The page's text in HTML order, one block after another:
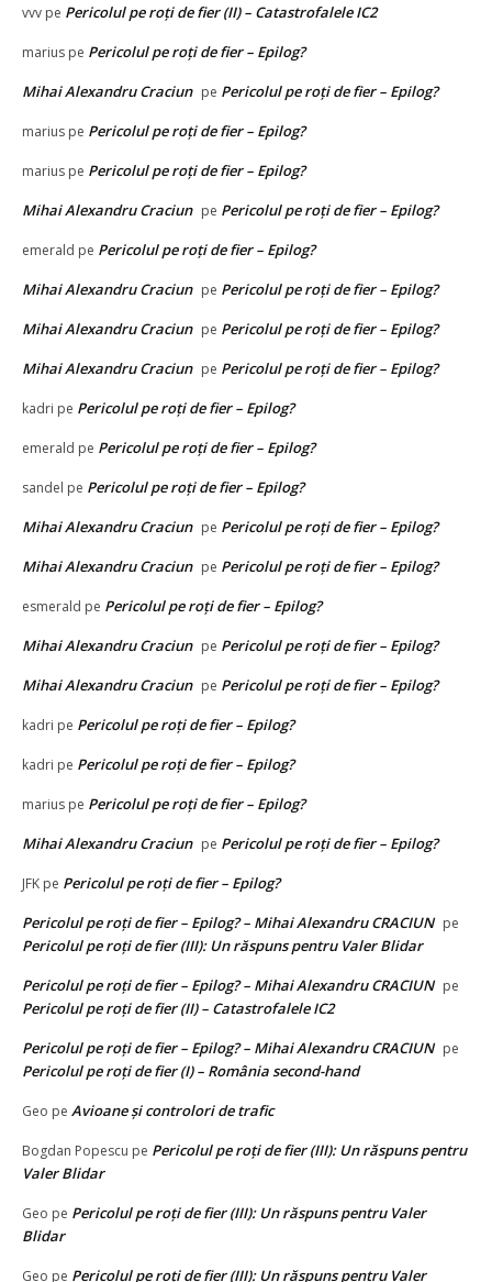
vvv pe Pericolul pe roți de fier (II) – Catastrofalele IC2
marius pe Pericolul pe roți de fier – Epilog?
Mihai Alexandru Craciun pe Pericolul pe roți de fier – Epilog?
marius pe Pericolul pe roți de fier – Epilog?
marius pe Pericolul pe roți de fier – Epilog?
Mihai Alexandru Craciun pe Pericolul pe roți de fier – Epilog?
emerald pe Pericolul pe roți de fier – Epilog?
Mihai Alexandru Craciun pe Pericolul pe roți de fier – Epilog?
Mihai Alexandru Craciun pe Pericolul pe roți de fier – Epilog?
Mihai Alexandru Craciun pe Pericolul pe roți de fier – Epilog?
kadri pe Pericolul pe roți de fier – Epilog?
emerald pe Pericolul pe roți de fier – Epilog?
sandel pe Pericolul pe roți de fier – Epilog?
Mihai Alexandru Craciun pe Pericolul pe roți de fier – Epilog?
Mihai Alexandru Craciun pe Pericolul pe roți de fier – Epilog?
esmerald pe Pericolul pe roți de fier – Epilog?
Mihai Alexandru Craciun pe Pericolul pe roți de fier – Epilog?
Mihai Alexandru Craciun pe Pericolul pe roți de fier – Epilog?
kadri pe Pericolul pe roți de fier – Epilog?
kadri pe Pericolul pe roți de fier – Epilog?
marius pe Pericolul pe roți de fier – Epilog?
Mihai Alexandru Craciun pe Pericolul pe roți de fier – Epilog?
JFK pe Pericolul pe roți de fier – Epilog?
Pericolul pe roți de fier – Epilog? – Mihai Alexandru CRACIUN pe
Pericolul pe roți de fier (III): Un răspuns pentru Valer Blidar
Pericolul pe roți de fier – Epilog? – Mihai Alexandru CRACIUN pe
Pericolul pe roți de fier (II) – Catastrofalele IC2
Pericolul pe roți de fier – Epilog? – Mihai Alexandru CRACIUN pe
Pericolul pe roți de fier (I) – România second-hand
Geo pe Avioane și controlori de trafic
Bogdan Popescu pe Pericolul pe roți de fier (III): Un răspuns pentru
Valer Blidar
Geo pe Pericolul pe roți de fier (III): Un răspuns pentru Valer
Blidar
Geo pe Pericolul pe roți de fier (III): Un răspuns pentru Valer